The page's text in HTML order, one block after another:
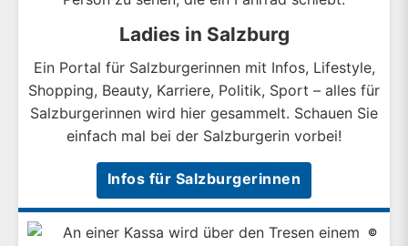
Ladies in Salzburg
Ein Portal für Salzburgerinnen mit Infos, Lifestyle,
Shopping, Beauty, Karriere, Politik, Sport – alles für
Salzburgerinnen wird hier gesammelt. Schauen Sie
einfach mal bei der Salzburgerin vorbei!
Infos für Salzburgerinnen
©